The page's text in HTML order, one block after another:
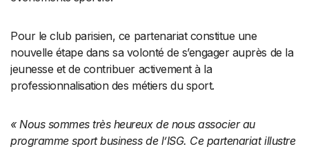
Pour le club parisien, ce partenariat constitue une
nouvelle étape dans sa volonté de s’engager auprès de la
jeunesse et de contribuer activement à la
professionnalisation des métiers du sport.
« Nous sommes très heureux de nous associer au
programme sport business de l’ISG. Ce partenariat illustre